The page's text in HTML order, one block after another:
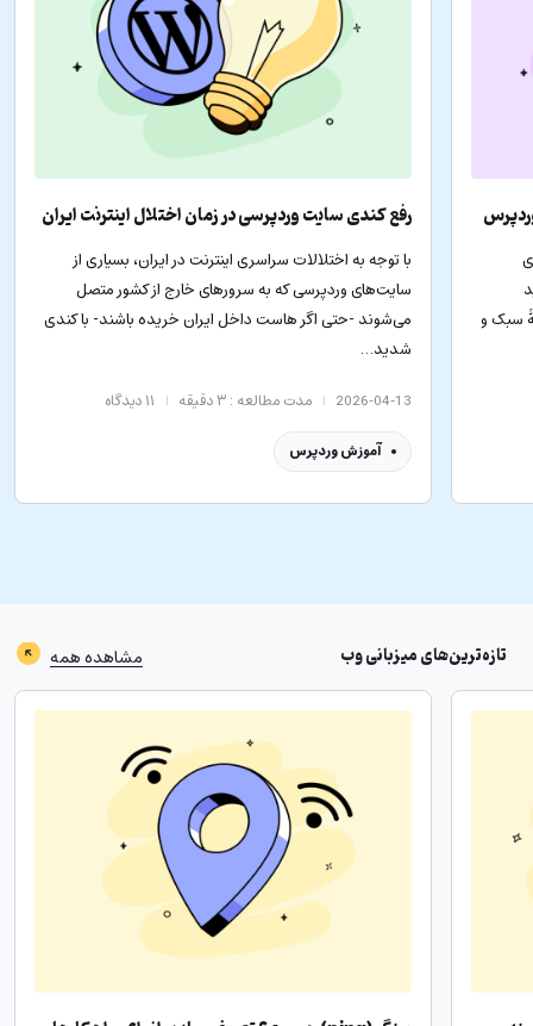
سبک و
رفع کندی سایت وردپرسی در زمان اختلال اینترنت ایران
با توجه به اختلالات سراسری اینترنت در ایران، بسیاری از
سایت‌های وردپرسی که به سرورهای خارج از کشور متصل
می‌شوند -حتی اگر هاست داخل ایران خریده باشند- با کندی
شدید…
2026-04-13 مدت مطالعه : ۳ دقیقه ۱۱دیدگاه
آموزش وردپرس
تازه‌ترین‌هایمیزبانی وب مشاهده همه